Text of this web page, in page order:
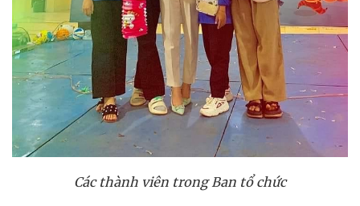
Các thành viên trong Ban tổ chức